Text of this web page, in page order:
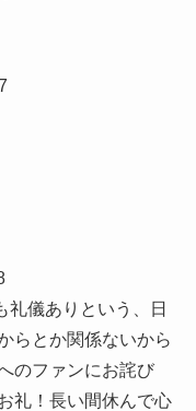
礼儀ありという、日
らとか関係ないから
のファンにお詫び
礼！長い間休んで心